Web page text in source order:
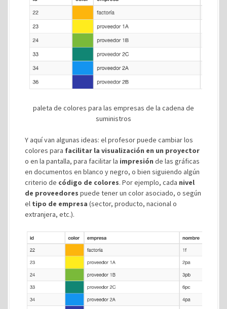
paleta de colores para las empresas de la cadena de
suministros
Y aquí van algunas ideas: el profesor puede cambiar los
colores para facilitar la visualización en un proyector
o en la pantalla, para facilitar la impresión de las gráficas
en documentos en blanco y negro, o bien siguiendo algún
criterio de código de colores. Por ejemplo, cada nivel
de proveedores puede tener un color asociado, o según
el tipo de empresa (sector, producto, nacional o
extranjera, etc.).